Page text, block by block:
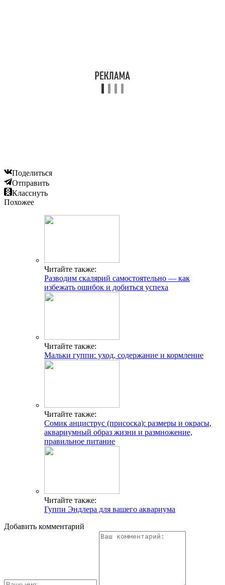
Поделиться
Отправить
Класснуть
Похожее
Читайте также:
Разводим скалярий самостоятельно — как
избежать ошибок и добиться успеха
Читайте также:
Мальки гуппи: уход, содержание и кормление
Читайте также:
Сомик анциструс (присоска): размеры и окрасы,
аквариумный образ жизни и размножение,
правильное питание
Читайте также:
Гуппи Эндлера для вашего аквариума
Добавить комментарий